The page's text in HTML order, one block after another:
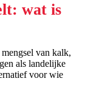
wat is
van kalk,
als landelijke
voor wie